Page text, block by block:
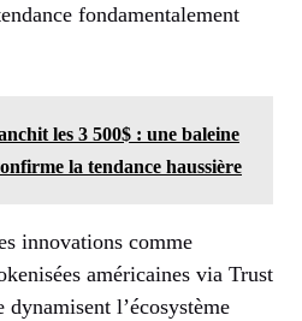
fondamentalement
les 3 500$ : une baleine
la tendance haussière
innovations comme
américaines via Trust
l’écosystème